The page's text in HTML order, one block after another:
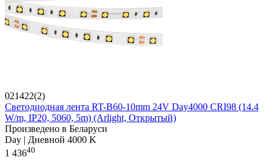
021422(2)
Светодиодная лента RT-B60-10mm 24V Day4000 CRI98 (14.4
W/m, IP20, 5060, 5m) (Arlight, Открытый)
Произведено в Беларуси
Day | Дневной 4000 K
1 43640